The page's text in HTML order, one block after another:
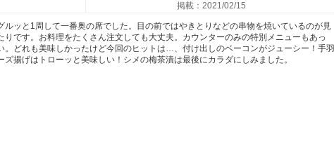
掲載：2021/02/15
ッと1周して一番奥の席でした。目の前ではやきとりなどの串物を焼いているのが見
です。お料理をたくさん注文しても大丈夫。カウンターのみの特別メニューもあっ
。どれも美味しかったけど今回のヒットは…、付け出しのベーコンがジューシー！手羽
揚げはトローッと美味しい！シメの梅茶漬は最後にカラダにしみました。